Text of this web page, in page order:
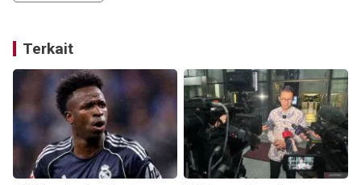
Terkait